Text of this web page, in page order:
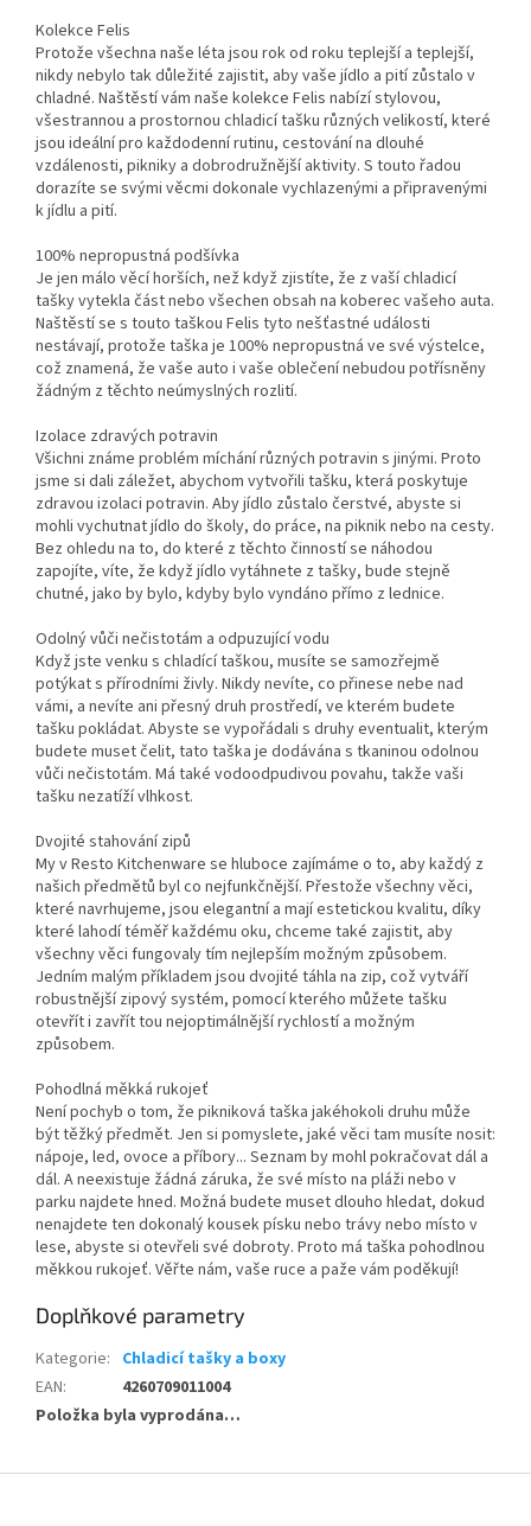
Kolekce Felis
Protože všechna naše léta jsou rok od roku teplejší a teplejší,
nikdy nebylo tak důležité zajistit, aby vaše jídlo a pití zůstalo v
chladné. Naštěstí vám naše kolekce Felis nabízí stylovou,
všestrannou a prostornou chladicí tašku různých velikostí, které
jsou ideální pro každodenní rutinu, cestování na dlouhé
vzdálenosti, pikniky a dobrodružnější aktivity. S touto řadou
dorazíte se svými věcmi dokonale vychlazenými a připravenými
k jídlu a pití.
100% nepropustná podšívka
Je jen málo věcí horších, než když zjistíte, že z vaší chladicí
tašky vytekla část nebo všechen obsah na koberec vašeho auta.
Naštěstí se s touto taškou Felis tyto nešťastné události
nestávají, protože taška je 100% nepropustná ve své výstelce,
což znamená, že vaše auto i vaše oblečení nebudou potřísněny
žádným z těchto neúmyslných rozlití.
Izolace zdravých potravin
Všichni známe problém míchání různých potravin s jinými. Proto
jsme si dali záležet, abychom vytvořili tašku, která poskytuje
zdravou izolaci potravin. Aby jídlo zůstalo čerstvé, abyste si
mohli vychutnat jídlo do školy, do práce, na piknik nebo na cesty.
Bez ohledu na to, do které z těchto činností se náhodou
zapojíte, víte, že když jídlo vytáhnete z tašky, bude stejně
chutné, jako by bylo, kdyby bylo vyndáno přímo z lednice.
Odolný vůči nečistotám a odpuzující vodu
Když jste venku s chladící taškou, musíte se samozřejmě
potýkat s přírodními živly. Nikdy nevíte, co přinese nebe nad
vámi, a nevíte ani přesný druh prostředí, ve kterém budete
tašku pokládat. Abyste se vypořádali s druhy eventualit, kterým
budete muset čelit, tato taška je dodávána s tkaninou odolnou
vůči nečistotám. Má také vodoodpudivou povahu, takže vaši
tašku nezatíží vlhkost.
Dvojité stahování zipů
My v Resto Kitchenware se hluboce zajímáme o to, aby každý z
našich předmětů byl co nejfunkčnější. Přestože všechny věci,
které navrhujeme, jsou elegantní a mají estetickou kvalitu, díky
které lahodí téměř každému oku, chceme také zajistit, aby
všechny věci fungovaly tím nejlepším možným způsobem.
Jedním malým příkladem jsou dvojité táhla na zip, což vytváří
robustnější zipový systém, pomocí kterého můžete tašku
otevřít i zavřít tou nejoptimálnější rychlostí a možným
způsobem.
Pohodlná měkká rukojeť
Není pochyb o tom, že pikniková taška jakéhokoli druhu může
být těžký předmět. Jen si pomyslete, jaké věci tam musíte nosit:
nápoje, led, ovoce a příbory... Seznam by mohl pokračovat dál a
dál. A neexistuje žádná záruka, že své místo na pláži nebo v
parku najdete hned. Možná budete muset dlouho hledat, dokud
nenajdete ten dokonalý kousek písku nebo trávy nebo místo v
lese, abyste si otevřeli své dobroty. Proto má taška pohodlnou
měkkou rukojeť. Věřte nám, vaše ruce a paže vám poděkují!
Doplňkové parametry
Kategorie: Chladicí tašky a boxy
EAN:
4260709011004
Položka byla vyprodána…